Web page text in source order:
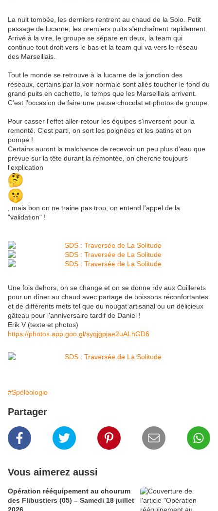
La nuit tombée, les derniers rentrent au chaud de la Solo. Petit
passage de lucarne, les premiers puits s'enchaînent rapidement.
Arrivé à la vire, le groupe se sépare en deux, la team qui
continue tout droit vers le bas et la team qui va vers le réseau
des Marseillais.
Tout le monde se retrouve à la lucarne de la jonction des
réseaux, certains par la voir normale sont allés toucher le fond du
grand puits en cachette, le temps que les Marseillais arrivent.
C'est l'occasion de faire une pause chocolat et photos de groupe.
Pour casser l'effet aller-retour les équipes s'inversent pour la
remonté. C'est parti, on sort les poignées et les patins et on
pompe !
Certains auront la malchance de recevoir un peu plus d'eau que
prévue sur la tête durant la remontée, on cherche toujours
l'explication
, mais bon on ne traine pas trop, on entend l'appel de la
"validation" !
Une fois dehors, on se change et on se donne rdv aux Cuillerets
pour un dîner au chaud avec partage de boissons réconfortantes
et de différents mets tel que du nougat artisanal ou un délicieux
gâteau pour l'anniversaire tardif de Daniel !
Erik V (texte et photos)
https://photos.app.goo.gl/syqjgpjae2uALhGD6
#Spéléologie
Partager
Vous aimerez aussi
Opération rééquipement au chourum
des Flibustiers (05) – Samedi 18 juillet